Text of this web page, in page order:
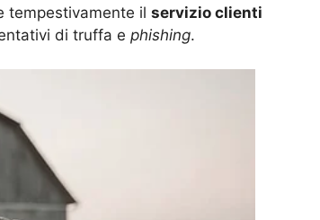
tempestivamente il servizio clienti
di truffa e phishing.